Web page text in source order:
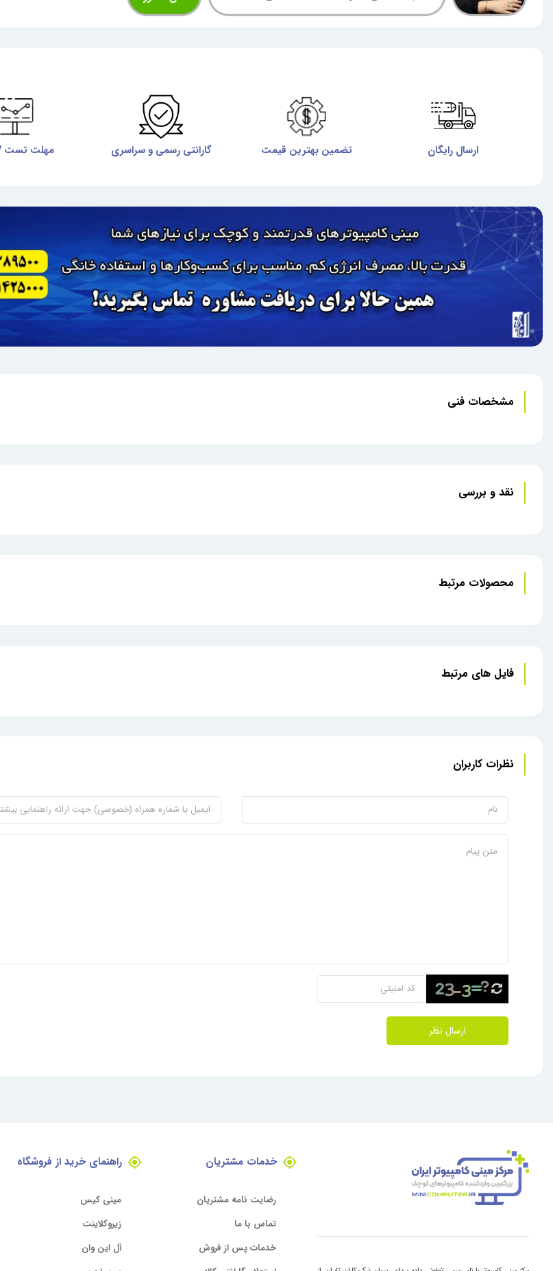
ارسال رایگان تضمین بهترین قیمت گارانتی رسمی و سراسری مهلت تست 7 روزه
مشخصات فنی
نقد و بررسی
محصولات مرتبط
فایل های مرتبط
نظرات کاربران
ارسال نظر
خدمات مشتریان
رضایت نامه مشتریان
تماس با ما
خدمات پس از فروش
راهنمای خرید از فروشگاه
مینی کیس
زیروکلاینت
آل این وان